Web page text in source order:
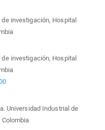
investigación, Hospital
investigación, Hospital
Universidad Industrial de